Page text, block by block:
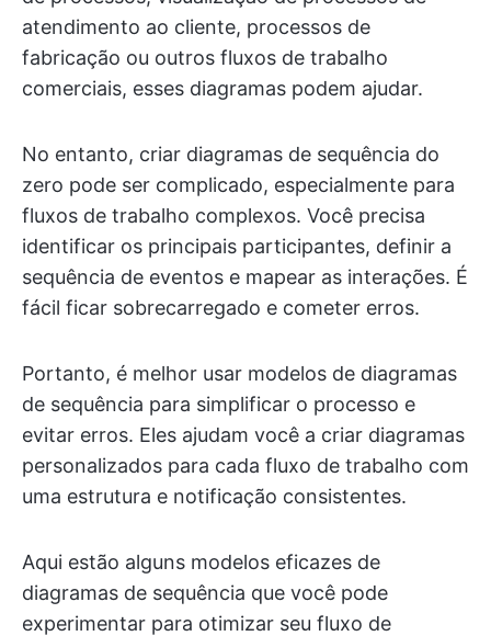
atendimento ao cliente, processos de
fabricação ou outros fluxos de trabalho
comerciais, esses diagramas podem ajudar.
No entanto, criar diagramas de sequência do
zero pode ser complicado, especialmente para
fluxos de trabalho complexos. Você precisa
identificar os principais participantes, definir a
sequência de eventos e mapear as interações. É
fácil ficar sobrecarregado e cometer erros.
Portanto, é melhor usar modelos de diagramas
de sequência para simplificar o processo e
evitar erros. Eles ajudam você a criar diagramas
personalizados para cada fluxo de trabalho com
uma estrutura e notificação consistentes.
Aqui estão alguns modelos eficazes de
diagramas de sequência que você pode
experimentar para otimizar seu fluxo de